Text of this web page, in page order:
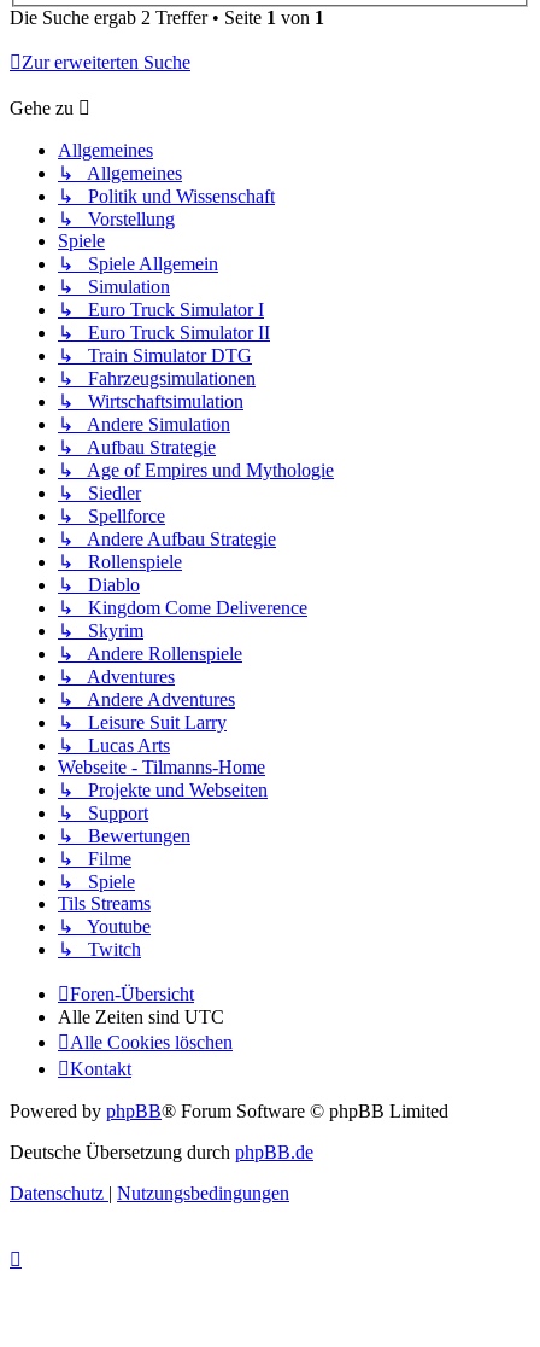
Die Suche ergab 2 Treffer • Seite 1 von 1
Zur erweiterten Suche
Gehe zu
Allgemeines
↳ Allgemeines
↳ Politik und Wissenschaft
↳ Vorstellung
Spiele
↳ Spiele Allgemein
↳ Simulation
↳ Euro Truck Simulator I
↳ Euro Truck Simulator II
↳ Train Simulator DTG
↳ Fahrzeugsimulationen
↳ Wirtschaftsimulation
↳ Andere Simulation
↳ Aufbau Strategie
↳ Age of Empires und Mythologie
↳ Siedler
↳ Spellforce
↳ Andere Aufbau Strategie
↳ Rollenspiele
↳ Diablo
↳ Kingdom Come Deliverence
↳ Skyrim
↳ Andere Rollenspiele
↳ Adventures
↳ Andere Adventures
↳ Leisure Suit Larry
↳ Lucas Arts
Webseite - Tilmanns-Home
↳ Projekte und Webseiten
↳ Support
↳ Bewertungen
↳ Filme
↳ Spiele
Tils Streams
↳ Youtube
↳ Twitch
Foren-Übersicht
Alle Zeiten sind UTC
Alle Cookies löschen
Kontakt
Powered by phpBB® Forum Software © phpBB Limited
Deutsche Übersetzung durch phpBB.de
Datenschutz
Nutzungsbedingungen